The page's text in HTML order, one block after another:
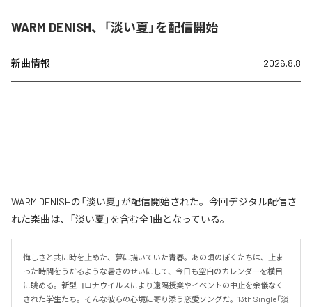
WARM DENISH、「淡い夏」を配信開始
新曲情報 2026.8.8
WARM DENISHの「淡い夏」が配信開始された。今回デジタル配信さ
れた楽曲は、「淡い夏」を含む全1曲となっている。
悔しさと共に時を止めた、夢に描いていた青春。あの頃のぼくたちは、止ま
った時間をうだるような暑さのせいにして、今日も空白のカレンダーを横目
に眺める。新型コロナウイルスにより遠隔授業やイベントの中止を余儀なく
された学生たち。そんな彼らの心境に寄り添う恋愛ソングだ。13th Single「淡